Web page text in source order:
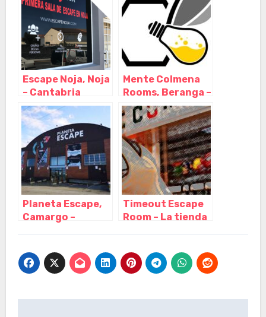
Torres Quevedo,
Arenas de Iguña –
Cantabria
Escape Noja, Noja
– Cantabria
Mente Colmena
Rooms, Beranga –
Cantabria
Planeta Escape,
Camargo –
Timeout Escape
Room – La tienda
Cantabria